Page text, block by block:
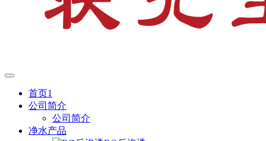
首页1
公司简介
公司简介
净水产品